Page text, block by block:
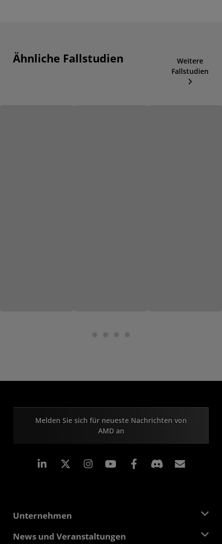
Ähnliche Fallstudien
Weitere
Fallstudien
Melden Sie sich für neueste Nachrichten von
AMD an
LinkedIn Instagram Facebook
Unternehmen
Über AMD
News und Veranstaltungen